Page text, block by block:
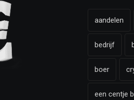
aandelen
bedrijf
boer
een centje